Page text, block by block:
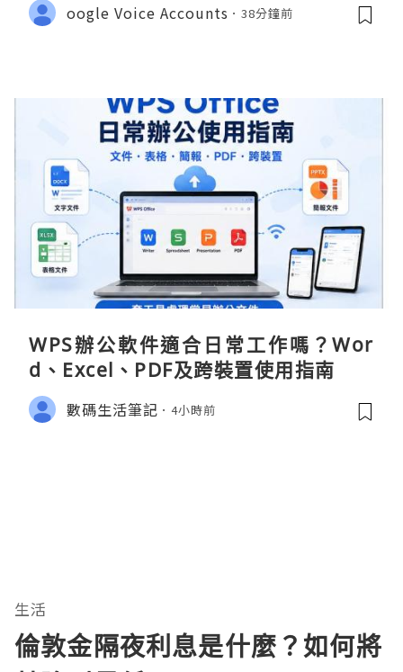
oogle Voice Accounts 38分鐘前
WPS辦公軟件適合日常工作嗎？Wor
d、Excel、PDF及跨裝置使用指南
數碼生活筆記 4小時前
生活
倫敦金隔夜利息是什麼？如何將